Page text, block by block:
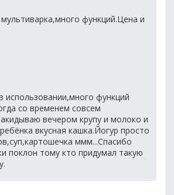
функций.Цена и
использовании,много функций
со временем совсем
вечером крупу и молоко и
вкусная кашка.Йогур просто
ммм...Спасибо
поклон тому кто придумал такую